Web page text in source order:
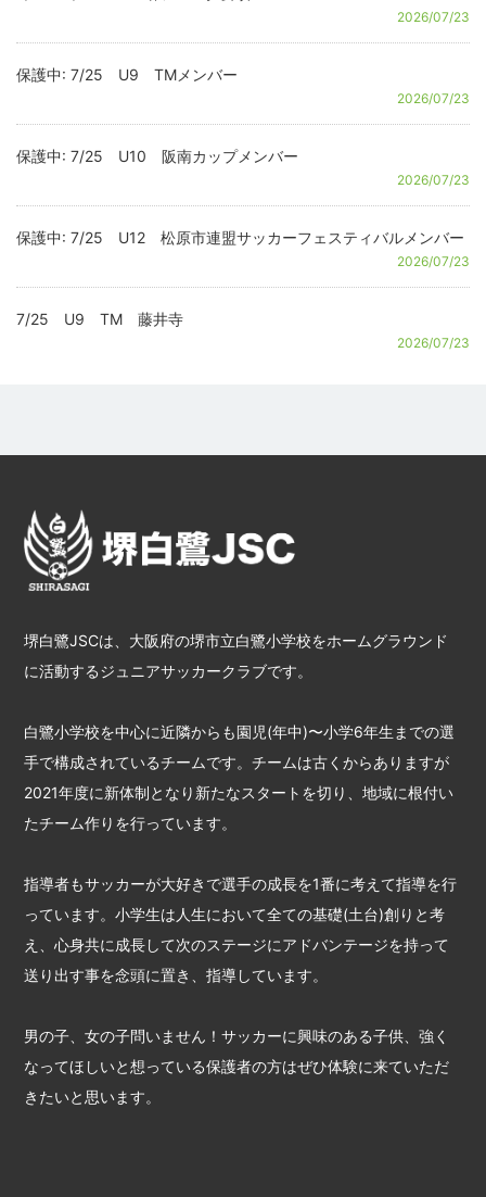
2026/07/23
保護中: 7/25 U9 TMメンバー
2026/07/23
保護中: 7/25 U10 阪南カップメンバー
2026/07/23
保護中: 7/25 U12 松原市連盟サッカーフェスティバルメンバー
2026/07/23
7/25 U9 TM 藤井寺
2026/07/23
堺白鷺JSCは、大阪府の堺市立白鷺小学校をホームグラウンド
に活動するジュニアサッカークラブです。
白鷺小学校を中心に近隣からも園児(年中)〜小学6年生までの選
手で構成されているチームです。チームは古くからありますが
2021年度に新体制となり新たなスタートを切り、地域に根付い
たチーム作りを行っています。
指導者もサッカーが大好きで選手の成長を1番に考えて指導を行
っています。小学生は人生において全ての基礎(土台)創りと考
え、心身共に成長して次のステージにアドバンテージを持って
送り出す事を念頭に置き、指導しています。
男の子、女の子問いません！サッカーに興味のある子供、強く
なってほしいと想っている保護者の方はぜひ体験に来ていただ
きたいと思います。